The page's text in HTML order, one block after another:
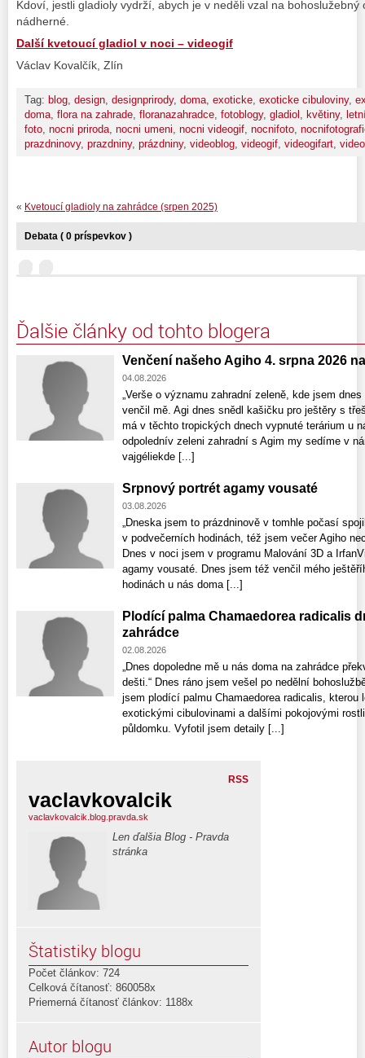
Kdoví, jestli gladioly vydrží, abych je v neděli vzal na
nádherné.
Další kvetoucí gladiol v noci – videogif
Václav Kovalčík, Zlín
Tag: blog design designprirody, doma exoticke exoticke cibuloviny,
doma flora na zahrade floranazahradce fotoblogy, gladiol květiny,
foto nocni priroda nocni umeni nocni videogif nocnifoto
prazdninovy, prazdniny, prázdniny, videoblog videogif videogifart
« Kvetoucí gladioly na zahrádce (srpen 2025)
Debata ( 0 príspevkov )
Ďalšie články od tohto blogera
Venčení našeho Agiho 4. srpna 2026
04.08.2026
„Verše o významu zahradní zeleně, kde jsem
venčil mě. Agi dnes snědl kašičku pro ještěry s
má v těchto tropických dnech vypnuté terárium u
odpolednív zeleni zahradní s Agim my sedíme v
vajgéliekde [...]
Srpnový portrét agamy vousaté
03.08.2026
„Dneska jsem to prázdninově v tomhle počasí
v podvečerních hodinách, též jsem večer Agiho
Dnes v noci jsem v programu Malování 3D a
agamy vousaté. Dnes jsem též venčil mého
hodinách u nás doma [...]
Plodící palma Chamaedorea radicalis
zahrádce
02.08.2026
„Dnes dopoledne mě u nás doma na zahrádce
dešti.“ Dnes ráno jsem vešel po nedělní
jsem plodící palmu Chamaedorea radicalis, kterou
exotickými cibulovinami a dalšími pokojovými
půldomku. Vyfotil jsem detaily [...]
RSS
vaclavkovalcik
vaclavkovalcik.blog.pravda.sk
Len ďalšia Blog - Pravda
stránka
Štatistiky blogu
Počet článkov: 724
Celková čítanosť: 860058x
Priemerná čítanosť článkov: 1188x
Autor blogu